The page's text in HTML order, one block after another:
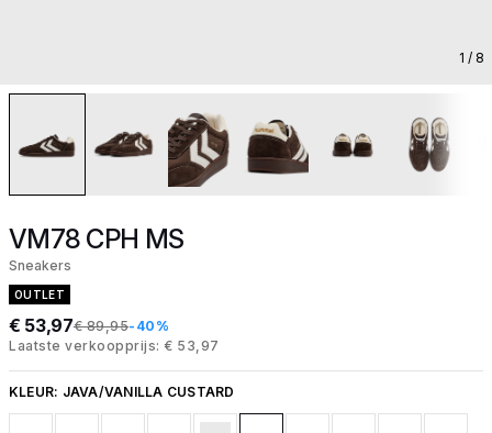
1 / 8
VM78 CPH MS
Sneakers
OUTLET
€ 53,97€ 89,95-40%
Laatste verkoopprijs: € 53,97
KLEUR: JAVA/VANILLA CUSTARD